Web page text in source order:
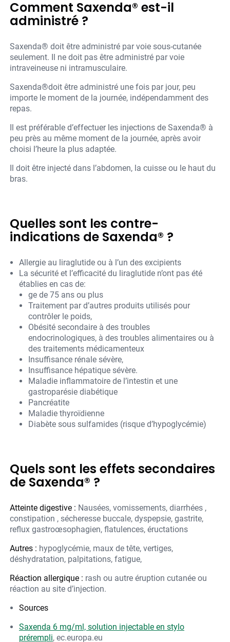
Comment Saxenda® est-il
administré ?
Saxenda® doit être administré par voie sous-cutanée
seulement. Il ne doit pas être administré par voie
intraveineuse ni intramusculaire.
Saxenda®doit être administré une fois par jour, peu
importe le moment de la journée, indépendamment des
repas.
Il est préférable d’effectuer les injections de Saxenda® à
peu près au même moment de la journée, après avoir
choisi l’heure la plus adaptée.
Il doit être injecté dans l’abdomen, la cuisse ou le haut du
bras.
Quelles sont les contre-
indications de Saxenda® ?
Allergie au liraglutide ou à l’un des excipients
La sécurité et l’efficacité du liraglutide n’ont pas été
établies en cas de:
ge de 75 ans ou plus
Traitement par d’autres produits utilisés pour
contrôler le poids,
Obésité secondaire à des troubles
endocrinologiques, à des troubles alimentaires ou à
des traitements médicamenteux
Insuffisance rénale sévère,
Insuffisance hépatique sévère.
Maladie inflammatoire de l’intestin et une
gastroparésie diabétique
Pancréatite
Maladie thyroïdienne
Diabète sous sulfamides (risque d’hypoglycémie)
Quels sont les effets secondaires
de Saxenda® ?
Atteinte digestive : Nausées, vomissements, diarrhées ,
constipation , sécheresse buccale, dyspepsie, gastrite,
reflux gastroœsophagien, flatulences, éructations
Autres : hypoglycémie, maux de tête, vertiges,
déshydratation, palpitations, fatigue,
Réaction allergique : rash ou autre éruption cutanée ou
réaction au site d’injection.
Sources
Saxenda 6 mg/ml, solution injectable en stylo
prérempli, ec.europa.eu